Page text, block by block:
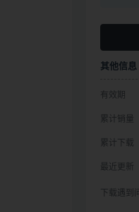
其他信息
有效期
累计销量
累计下载
最近更新
下载遇